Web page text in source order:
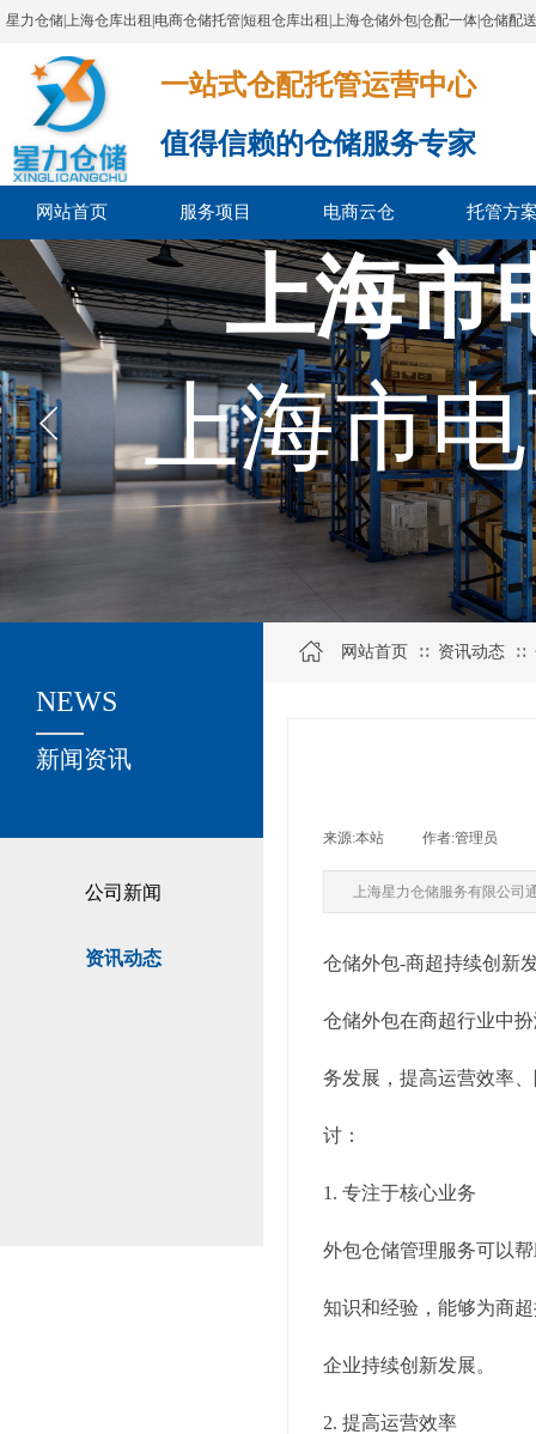
星力仓储|上海仓库出租|电商仓储托管|短租仓库出租|上海仓储外包|仓配一体|仓储配
一站式仓配托管运营中心​​​​​​​​​​​​​​​​​
值得信赖的仓储服务专家
网站首页 服务项目 电商云仓 托管方
上海市
上海市
公司新闻
资讯动态
关于我们
新闻资讯
NEWS
网站首页 ∷ 资讯动态 ∷
来源:本站 作者:管理员
上海星力仓储服务有限公
仓储外包-商超持续创新
仓储外包在商超行业中
务发展，提高运营效率
讨：
1. 专注于核心业务
外包仓储管理服务可以
知识和经验，能够为商
企业持续创新发展。
2. 提高运营效率